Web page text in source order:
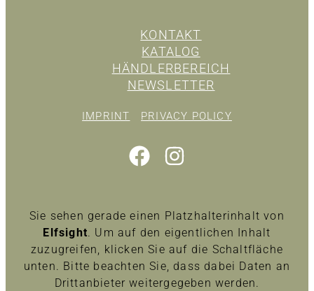
KONTAKT
KATALOG
HÄNDLERBEREICH
NEWSLETTER
IMPRINT PRIVACY POLICY
Sie sehen gerade einen Platzhalterinhalt von
Elfsight. Um auf den eigentlichen Inhalt
zuzugreifen, klicken Sie auf die Schaltfläche
unten. Bitte beachten Sie, dass dabei Daten an
Drittanbieter weitergegeben werden.